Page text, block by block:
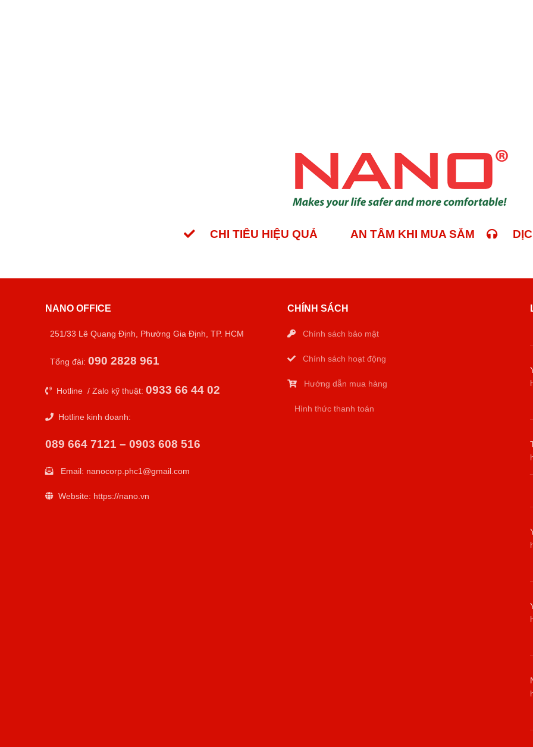
CHI TIÊU HIỆU QUẢ AN TÂM KHI MUA SẮM DỊCH
NANO OFFICE
251/33 Lê Quang Định, Phường Gia Định, TP. HCM
Tổng đài: 090 2828 961
Hotline / Zalo kỹ thuật: 0933 66 44 02
Hotline kinh doanh:
089 664 7121 – 0903 608 516
Email: nanocorp.phc1@gmail.com
Website: https://nano.vn
CHÍNH SÁCH
Chính sách bảo mật
Chính sách hoạt động
Hướng dẫn mua hàng
Hình thức thanh toán